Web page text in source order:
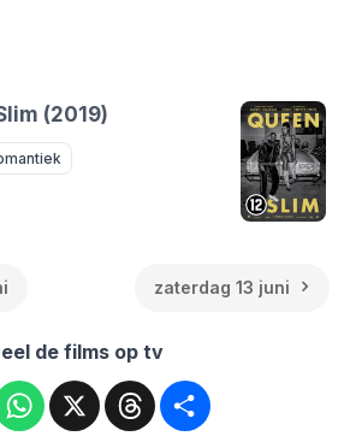
(2019)
zaterdag 13 juni
de films op tv
WhatsApp
X Threads